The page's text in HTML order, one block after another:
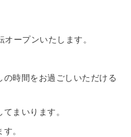
ープンいたします。
時間をお過ごしいただける
まいります。
。